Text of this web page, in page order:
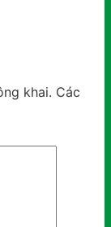
khai. Các